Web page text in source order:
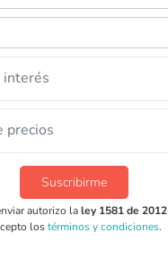
interés
precios
Suscribirme
autorizo laley 1581 de 2012
lostérminos y condiciones.